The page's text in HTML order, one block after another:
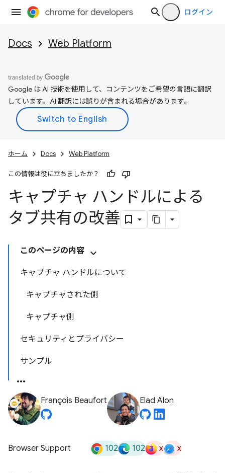
ログイン
Docs Web Platform
Google は AI 技術を使用して、コンテンツをご希望の言語に翻訳
しています。AI 翻訳には誤りが含まれる場合があります。
ホーム Docs Web Platform
この情報は役に立ちましたか？
キャプチャ ハンドルによる
タブ共有の改善
このページの内容
キャプチャ ハンドルについて
キャプチャされた側
キャプチャ側
セキュリティとプライバシー
サンプル
François Beaufort Elad Alon
Browser Support 102 102 x x